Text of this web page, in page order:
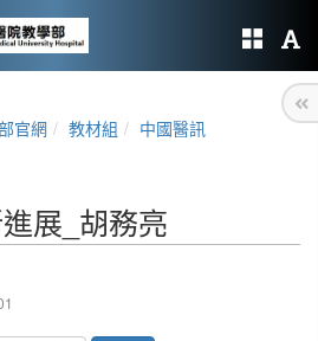
官網 教材組
中國醫訊
展_胡務亮